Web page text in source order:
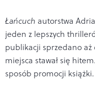
Łańcuch autorstwa
jeden z lepszych
publikacji sprzedano aż
miejsca stawał się
sposób promocji książki.